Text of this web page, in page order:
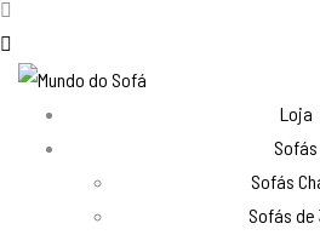
Loja
Sofás
Sofás
Sofás de